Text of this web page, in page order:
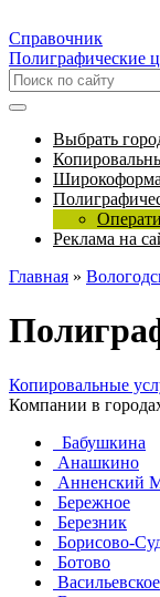
Справочник
Полиграфические
Выбрать
Реклама на
Главная »
Копировальные
Компании в
Бабушкина
Анашкино
Анненский
Бережное
Березник
Борисово-
Ботово
Васильевское